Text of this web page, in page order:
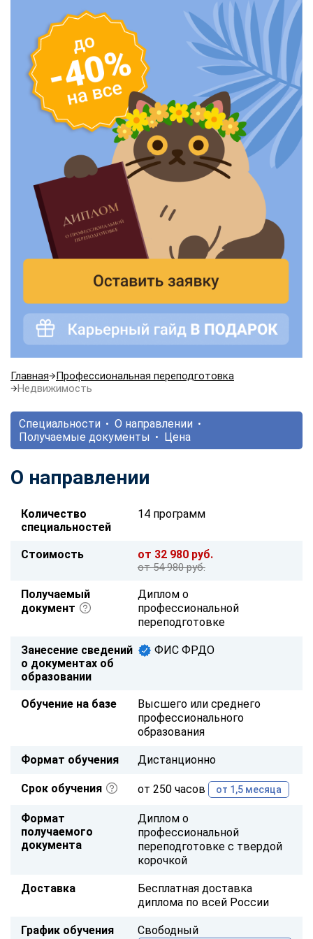
Главная
Профессиональная переподготовка
Недвижимость
Специальности
О направлении
Получаемые документы
Цена
О направлении
Количество
специальностей
14 программ
Стоимость от 32 980 руб.
от 54 980 руб.
Получаемый
документ
Диплом о
профессиональной
переподготовке
Занесение сведений
о документах об
образовании
ФИС ФРДО
Обучение на базе
Высшего или среднего
профессионального
образования
Формат обучения Дистанционно
Срок обучения от 250 часов от 1,5 месяца
Формат
получаемого
документа
Диплом о
профессиональной
переподготовке с твердой
корочкой
Доставка
Бесплатная доставка
диплома по всей России
График обучения Свободный